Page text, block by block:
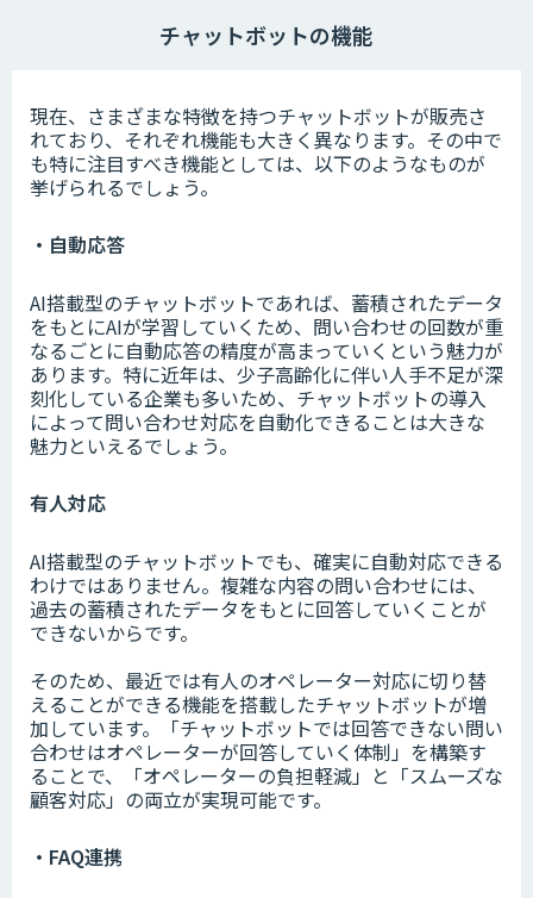
チャットボットの機能
現在、さまざまな特徴を持つチャットボットが販売さ
れており、それぞれ機能も大きく異なります。その中で
も特に注目すべき機能としては、以下のようなものが
挙げられるでしょう。
・自動応答
AI搭載型のチャットボットであれば、蓄積されたデータ
をもとにAIが学習していくため、問い合わせの回数が重
なるごとに自動応答の精度が高まっていくという魅力が
あります。特に近年は、少子高齢化に伴い人手不足が深
刻化している企業も多いため、チャットボットの導入
によって問い合わせ対応を自動化できることは大きな
魅力といえるでしょう。
有人対応
AI搭載型のチャットボットでも、確実に自動対応できる
わけではありません。複雑な内容の問い合わせには、
過去の蓄積されたデータをもとに回答していくことが
できないからです。
そのため、最近では有人のオペレーター対応に切り替
えることができる機能を搭載したチャットボットが増
加しています。「チャットボットでは回答できない問い
合わせはオペレーターが回答していく体制」を構築す
ることで、「オペレーターの負担軽減」と「スムーズな
顧客対応」の両立が実現可能です。
・FAQ連携